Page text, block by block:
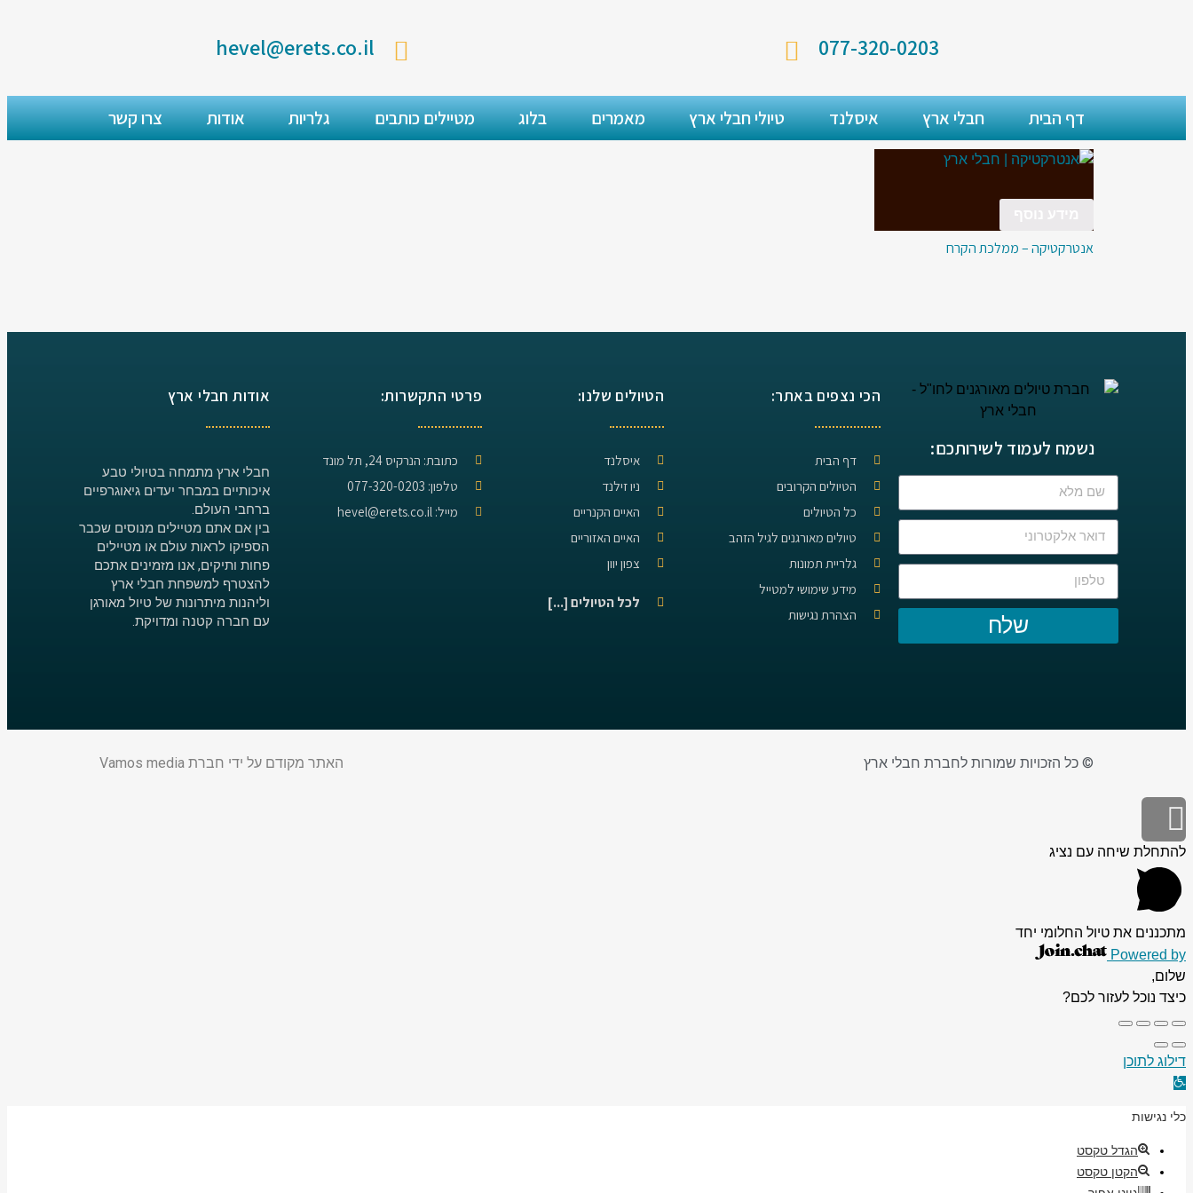
077-320-0203
hevel@erets.co.il
דף הבית חבלי ארץ איסלנד טיולי חבלי ארץ מאמרים בלוג מטיילים כותבים גלריות אודות צרו קשר
אנטרקטיקה – ממלכת הקרח
נשמח לעמוד לשירותכם:
שלח
הכי נצפים באתר:
דף הבית
הטיולים הקרובים
כל הטיולים
טיולים מאורגנים לגיל הזהב
גלריית תמונות
מידע שימושי למטייל
הצהרת נגישות
הטיולים שלנו:
איסלנד
ניו זילנד
האיים הקנריים
האיים האזוריים
צפון יוון
לכל הטיולים [...]
פרטי התקשרות:
כתובת: הנרקיס 24, תל מונד
טלפון: 077-320-0203
מייל: hevel@erets.co.il
אודות חבלי ארץ
חבלי ארץ מתמחה בטיולי טבע
איכותיים במבחר יעדים גיאוגרפיים
ברחבי העולם.
בין אם אתם מטיילים מנוסים שכבר
הספיקו לראות עולם או מטיילים
פחות ותיקים, אנו מזמינים אתכם
להצטרף למשפחת חבלי ארץ
וליהנות מיתרונות של טיול מאורגן
עם חברה קטנה ומדויקת.
© כל הזכויות שמורות לחברת חבלי ארץ האתר מקודם על ידי חברת Vamos media
לראש
העמוד
להתחלת שיחה עם נציג
מתכננים את טיול החלומי יחד
Powered by
שלום,
כיצד נוכל לעזור לכם?
דילוג לתוכן
פתח
נגישות
כלי נגישות
הגדל טקסט
הקטן טקסט